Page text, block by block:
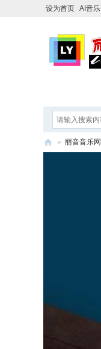
设为首页 AI音乐
» 丽音音乐网